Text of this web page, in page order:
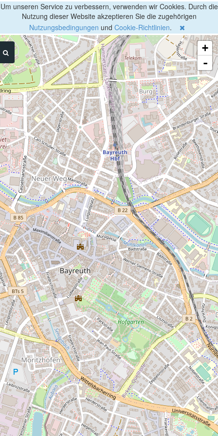
Um unseren Service zu verbessern, verwenden wir Cookies. Durch die
Nutzung dieser Website akzeptieren Sie die zugehörigen
Nutzungsbedingungen und Cookie-Richtlinien.
+
-